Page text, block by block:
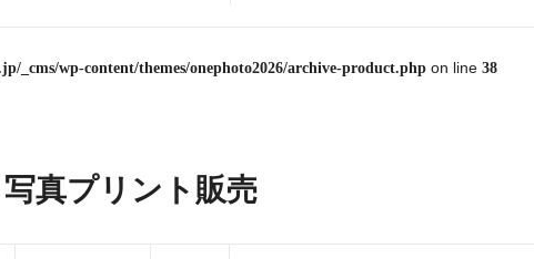
_cms/wp-content/themes/onephoto2026/archive-product.php on line 38
写真プリント販売